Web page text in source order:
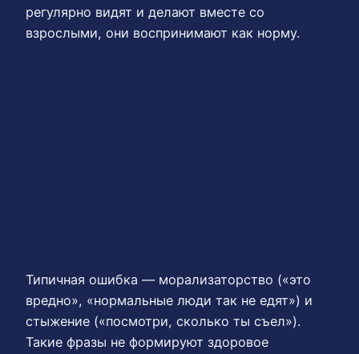
регулярно видят и делают вместе со
взрослыми, они воспринимают как норму.
Типичная ошибка — морализаторство («это
вредно», «нормальные люди так не едят») и
стыжение («посмотри, сколько ты съел»).
Такие фразы не формируют здоровое